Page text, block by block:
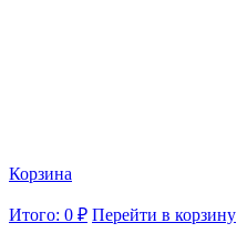
Корзина
Итого: 0 ₽ Перейти в корзину